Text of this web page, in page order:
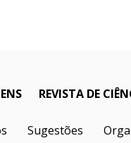
REVISTA DE
Sugestões